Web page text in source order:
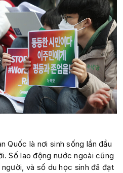
Quốc là nơi sinh sống lần đầu
Số lao động nước ngoài cũng
và số du học sinh đã đạt